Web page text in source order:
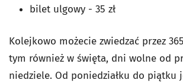
bilet ulgowy - 35 zł
Kolejkowo możecie zwiedzać przez
tym również w święta, dni wolne od
niedziele. Od poniedziałku do piątku